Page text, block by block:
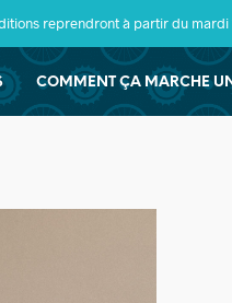
reprendront à partir du mardi
COMMENT ÇA MARCHE